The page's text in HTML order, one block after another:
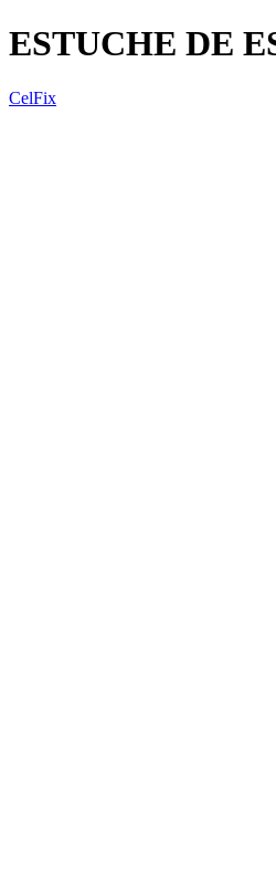
ESTUCHE DE
CelFix